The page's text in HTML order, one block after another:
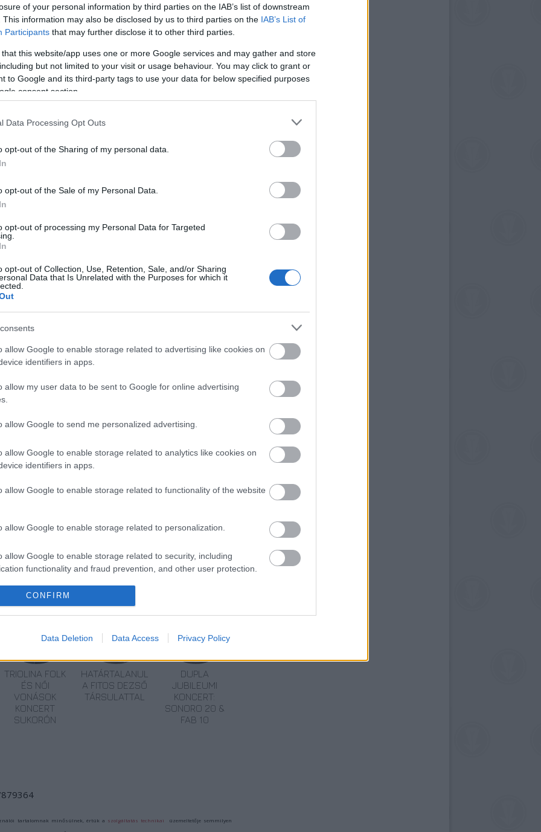
of your personal information by third parties on the IAB’s list of downstream
This information may also be disclosed by us to third parties on the IAB’s List of
Participants that may further disclose it to other third parties.
that this website/app uses one or more Google services and may gather and store
but not limited to your visit or usage behaviour. You may click to grant or
to Google and its third-party tags to use your data for below specified purposes
consent section.
Data Processing Opt Outs
opt-out of the Sharing of my personal data.
opt-out of the Sale of my Personal Data.
opt-out of processing my Personal Data for Targeted
opt-out of Collection, Use, Retention, Sale, and/or Sharing
Data that Is Unrelated with the Purposes for which it
allow Google to enable storage related to advertising like cookies on
identifiers in apps.
allow my user data to be sent to Google for online advertising
allow Google to send me personalized advertising.
allow Google to enable storage related to analytics like cookies on
identifiers in apps.
allow Google to enable storage related to functionality of the website
allow Google to enable storage related to personalization.
allow Google to enable storage related to security, including
functionality and fraud prevention, and other user protection.
CONFIRM
Data Deletion Data Access Privacy Policy
el egy ritka fehér elefántot. Az állatot az
és a szerencse szimbólumának tartják.
a példányt szombaton szombaton fogták el a
államban. A fehér elefánt nőstény, 38 éves
hónapokkal ezelőtt indította Than Shwe, az
már 1962 óta kormányozza vaskézzel
királyai és vezetői mindig is kincsként kezelték a
tulajdonítanak nekik a közelgő
tehát politikai okai is vannak, a legközelebbi
tartják majd az országban. Emellett a tradíció és
– szimbolikusan - megjelenjen Sziddhárta
el, sikert és hírnevet is hozott
nak. Az állatot akkor diadalmenetben vitték
a vezető sanyarú végzetében is. Khin Nyun
lett, az elefánt pedig egy Ragoon melletti
TRIOLINA FOLK
ÉS NŐI
VONÁSOK
KONCERT
SUKORÓN
HATÁRTALANUL
A FITOS DEZSŐ
TÁRSULATTAL
DUPLA
JUBILEUMI
KONCERT:
SONORO 20 &
FAB 10
tartalomnak minősülnek, értük a szolgáltatás technikai üzemeltetője semmilyen